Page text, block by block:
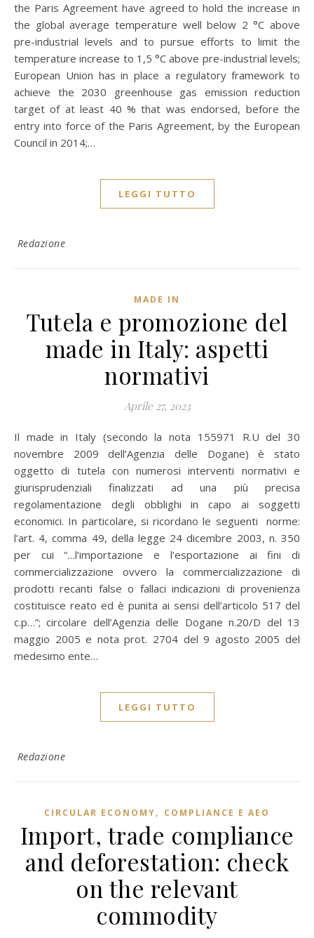
the Paris Agreement have agreed to hold the increase in
the global average temperature well below 2 °C above
pre-industrial levels and to pursue efforts to limit the
temperature increase to 1,5 °C above pre-industrial levels;
European Union has in place a regulatory framework to
achieve the 2030 greenhouse gas emission reduction
target of at least 40 % that was endorsed, before the
entry into force of the Paris Agreement, by the European
Council in 2014;…
LEGGI TUTTO
Redazione
MADE IN
Tutela e promozione del
made in Italy: aspetti
normativi
Aprile 27, 2023
Il made in Italy (secondo la nota 155971 R.U del 30
novembre 2009 dell’Agenzia delle Dogane) è stato
oggetto di tutela con numerosi interventi normativi e
giurisprudenziali finalizzati ad una più precisa
regolamentazione degli obblighi in capo ai soggetti
economici. In particolare, si ricordano le seguenti norme:
l’art. 4, comma 49, della legge 24 dicembre 2003, n. 350
per cui “…l’importazione e l’esportazione ai fini di
commercializzazione ovvero la commercializzazione di
prodotti recanti false o fallaci indicazioni di provenienza
costituisce reato ed è punita ai sensi dell’articolo 517 del
c.p…”; circolare dell’Agenzia delle Dogane n.20/D del 13
maggio 2005 e nota prot. 2704 del 9 agosto 2005 del
medesimo ente…
LEGGI TUTTO
Redazione
CIRCULAR ECONOMY, COMPLIANCE E AEO
Import, trade compliance
and deforestation: check
on the relevant
commodity